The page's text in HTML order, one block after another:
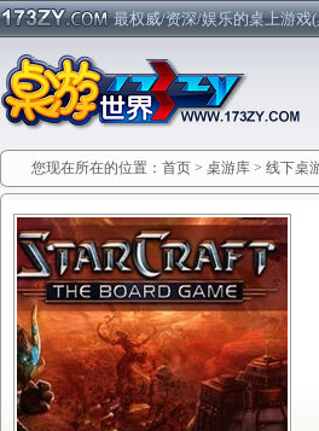
最权威/资深/娱乐的桌上游戏
您现在所在的位置： 首页 > 桌游库 > 线下桌